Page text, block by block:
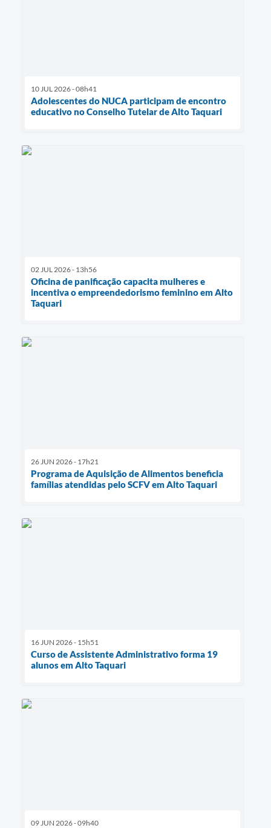
10 JUL 2026 - 08h41
Adolescentes do NUCA participam de encontro
educativo no Conselho Tutelar de Alto Taquari
02 JUL 2026 - 13h56
Oficina de panificação capacita mulheres e
incentiva o empreendedorismo feminino em Alto
Taquari
26 JUN 2026 - 17h21
Programa de Aquisição de Alimentos beneficia
famílias atendidas pelo SCFV em Alto Taquari
16 JUN 2026 - 15h51
Curso de Assistente Administrativo forma 19
alunos em Alto Taquari
09 JUN 2026 - 09h40